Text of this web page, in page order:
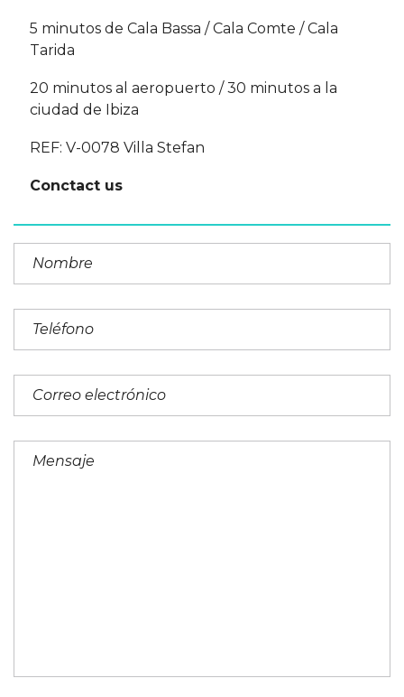
5 minutos de Cala Bassa / Cala Comte / Cala
Tarida
20 minutos al aeropuerto / 30 minutos a la
ciudad de Ibiza
REF: V-0078 Villa Stefan
Conctact us